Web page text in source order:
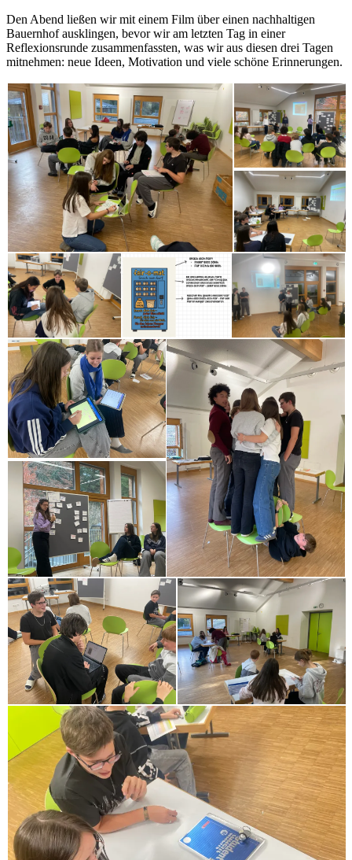
Den Abend ließen wir mit einem Film über einen nachhaltigen
Bauernhof ausklingen, bevor wir am letzten Tag in einer
Reflexionsrunde zusammenfassten, was wir aus diesen drei Tagen
mitnehmen: neue Ideen, Motivation und viele schöne Erinnerungen.